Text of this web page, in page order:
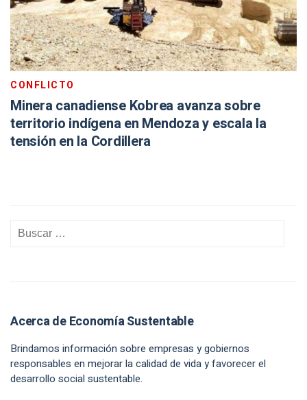
CONFLICTO
Minera canadiense Kobrea avanza sobre
territorio indígena en Mendoza y escala la
tensión en la Cordillera
Acerca de Economía Sustentable
Brindamos información sobre empresas y gobiernos
responsables en mejorar la calidad de vida y favorecer el
desarrollo social sustentable.